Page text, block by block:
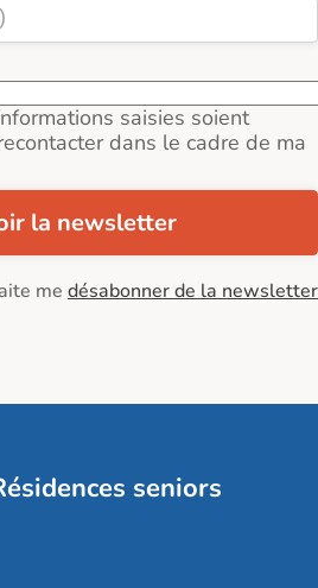
saisies soient
dans le cadre de ma
la newsletter
me désabonner de la newsletter
seniors